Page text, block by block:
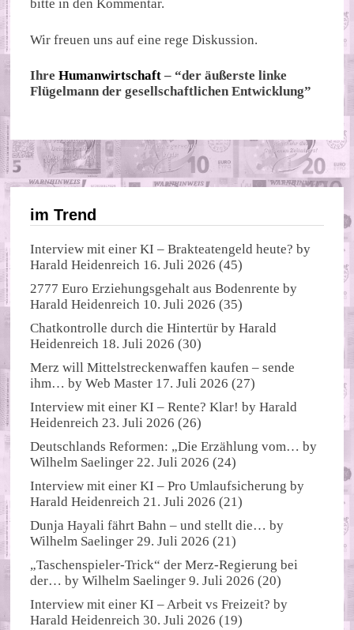
bitte in den Kommentar.
Wir freuen uns auf eine rege Diskussion.
IhreHumanwirtschaft – “der äußerste linke
Flügelmann der gesellschaftlichen Entwicklung”
im Trend
Interview mit einer KI – Brakteatengeld heute? by
Harald Heidenreich 16. Juli 2026 (45)
2777 Euro Erziehungsgehalt aus Bodenrente by
Harald Heidenreich 10. Juli 2026 (35)
Chatkontrolle durch die Hintertür byHarald
Heidenreich 18. Juli 2026 (30)
Merz will Mittelstreckenwaffen kaufen – sende
ihm… byWeb Master 17. Juli 2026 (27)
Interview mit einer KI – Rente? Klar! byHarald
Heidenreich 23. Juli 2026 (26)
Deutschlands Reformen: „Die Erzählung vom… by
Wilhelm Saelinger 22. Juli 2026 (24)
Interview mit einer KI – Pro Umlaufsicherung by
Harald Heidenreich 21. Juli 2026 (21)
Dunja Hayali fährt Bahn – und stellt die… by
Wilhelm Saelinger 29. Juli 2026 (21)
„Taschenspieler-Trick“ der Merz-Regierung bei
der… byWilhelm Saelinger 9. Juli 2026 (20)
Interview mit einer KI – Arbeit vs Freizeit? by
Harald Heidenreich 30. Juli 2026 (19)